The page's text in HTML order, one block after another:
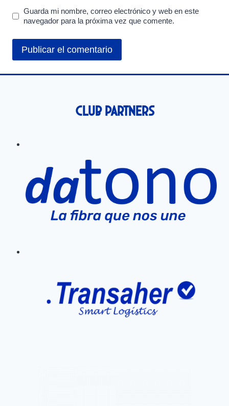
Guarda mi nombre, correo electrónico y web en este
navegador para la próxima vez que comente.
Club Partners